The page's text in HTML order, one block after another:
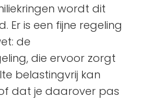
wordt dit
Er is een fijne regeling
de
die ervoor zorgt
belastingvrij kan
dat je daarover pas